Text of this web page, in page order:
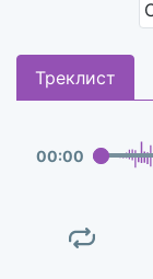
Треклист
00:00